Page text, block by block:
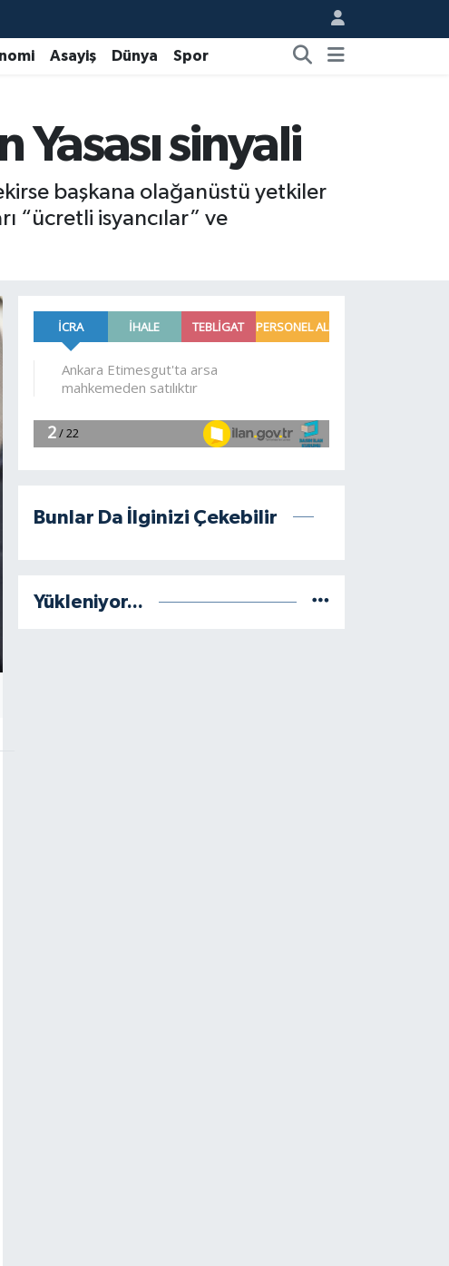
Asayiş Dünya Spor
Yasası sinyali
başkana olağanüstü yetkiler
“ücretli isyancılar” ve
Bunlar Da İlginizi Çekebilir
Yükleniyor...